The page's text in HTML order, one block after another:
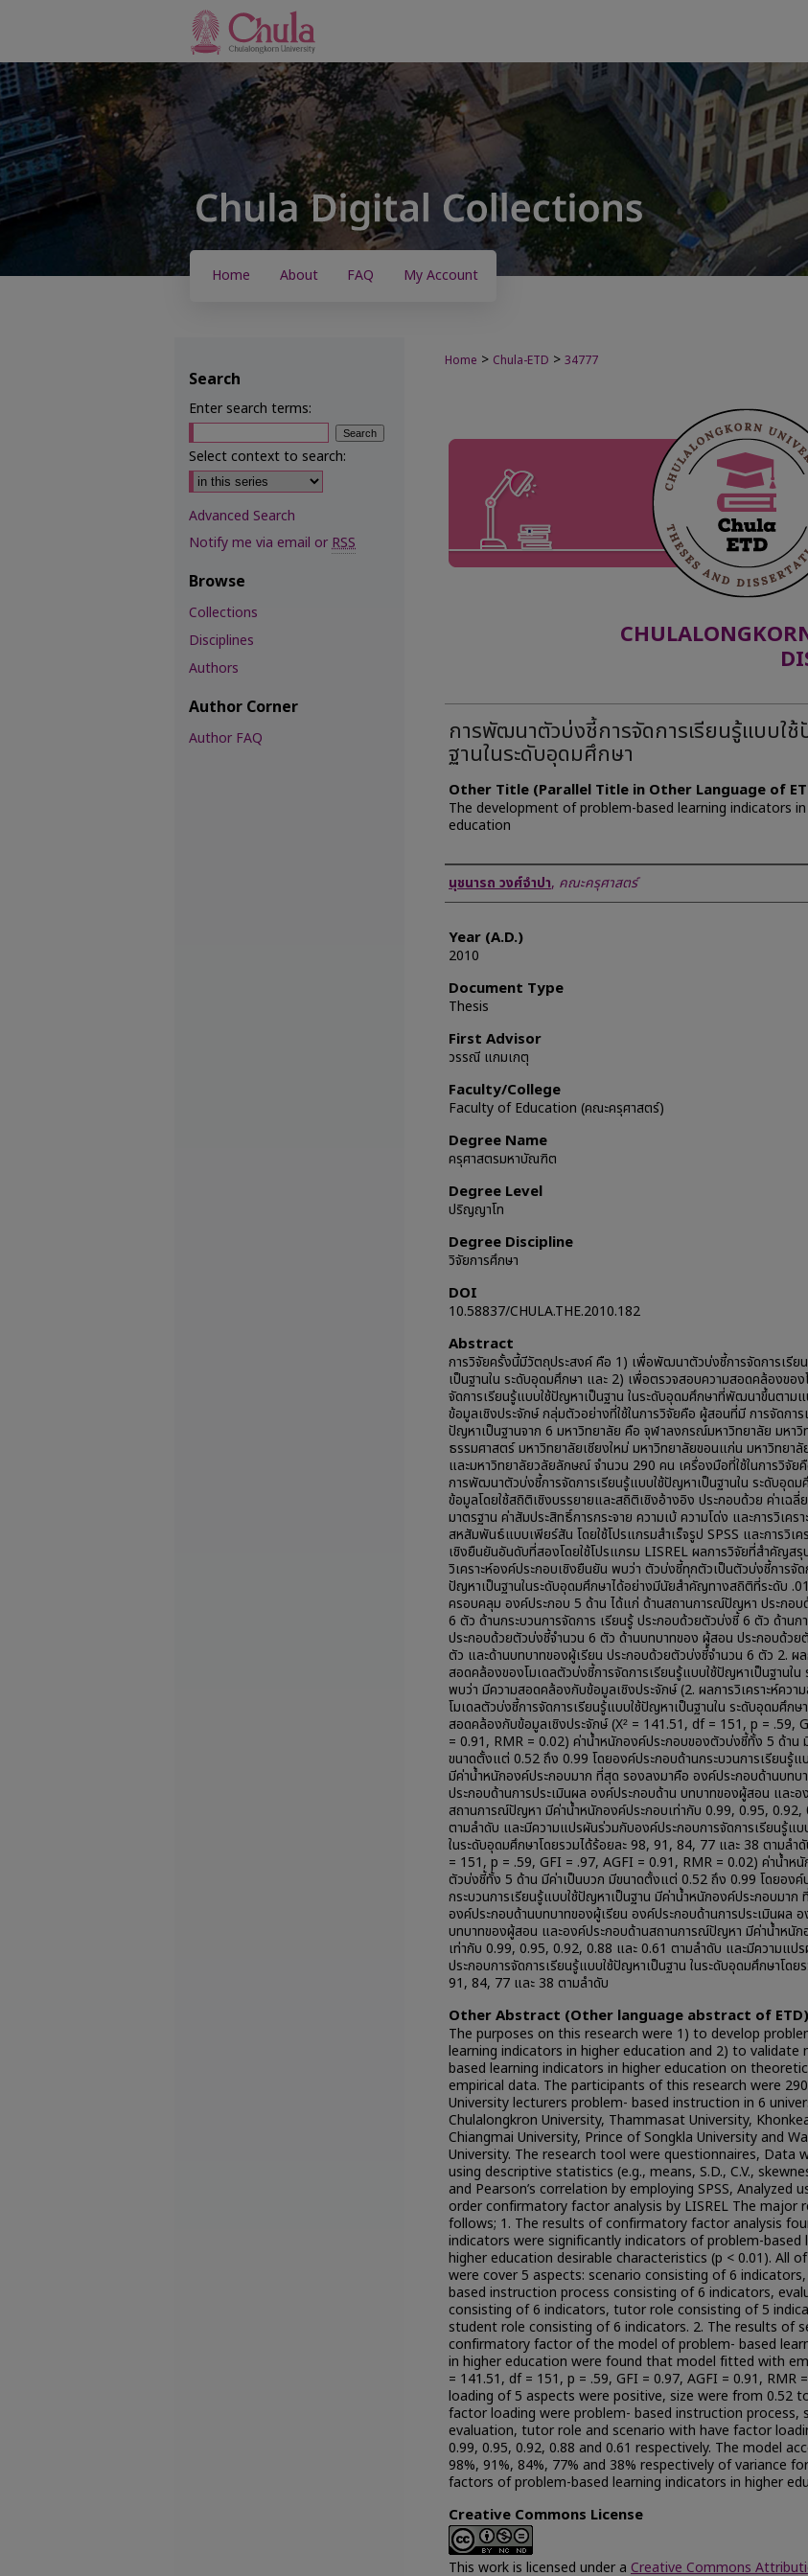
Home About FAQ My Account
Home > Chula-ETD > 34777
การพัฒนาตัวบ่งชี้การจัดการเรียนรู้แบบใ
ฐานในระดับอุดมศึกษา
Other Title (Parallel Title in Other Language of
The development of problem-based learning indicators
education
Author
นุชนารถ วงศ์จำปา, คณะครุศาสตร์
Year (A.D.)
2010
Document Type
Thesis
First Advisor
วรรณี แกมเกตุ
Faculty/College
Faculty of Education (คณะครุศาสตร์)
Degree Name
ครุศาสตรมหาบัณฑิต
Degree Level
ปริญญาโท
Degree Discipline
วิจัยการศึกษา
DOI
10.58837/CHULA.THE.2010.182
Abstract
การวิจัยครั้งนี้มีวัตถุประสงค์ คือ 1) เพื่อพัฒนาตัวบ่งชี้การจัดการเรีย
เป็นฐานใน ระดับอุดมศึกษา และ 2) เพื่อตรวจสอบความสอดคล้องของ
จัดการเรียนรู้แบบใช้ปัญหาเป็นฐาน ในระดับอุดมศึกษาที่พัฒนาขึ้นตาม
ข้อมูลเชิงประจักษ์ กลุ่มตัวอย่างที่ใช้ในการวิจัยคือ ผู้สอนที่มี การจัดการ
ปัญหาเป็นฐานจาก 6 มหาวิทยาลัย คือ จุฬาลงกรณ์มหาวิทยาลัย มหาวิ
ธรรมศาสตร์ มหาวิทยาลัยเชียงใหม่ มหาวิทยาลัยขอนแก่น มหาวิทยา
และมหาวิทยาลัยวลัยลักษณ์ จำนวน 290 คน เครื่องมือที่ใช้ในการวิจัย
การพัฒนาตัวบ่งชี้การจัดการเรียนรู้แบบใช้ปัญหาเป็นฐานใน ระดับอุดม
ข้อมูลโดยใช้สถิติเชิงบรรยายและสถิติเชิงอ้างอิง ประกอบด้วย ค่าเฉลี่
มาตรฐาน ค่าสัมประสิทธิ์การกระจาย ความเบ้ ความโด่ง และการวิเคร
สหสัมพันธ์แบบเพียร์สัน โดยใช้โปรแกรมสำเร็จรูป SPSS และการวิเค
เชิงยืนยันอันดับที่สองโดยใช้โปรแกรม LISREL ผลการวิจัยที่สำคัญสรุ
วิเคราะห์องค์ประกอบเชิงยืนยัน พบว่า ตัวบ่งชี้ทุกตัวเป็นตัวบ่งชี้การจัด
ปัญหาเป็นฐานในระดับอุดมศึกษาได้อย่างมีนัยสำคัญทางสถิติที่ระดับ
ครอบคลุม องค์ประกอบ 5 ด้าน ได้แก่ ด้านสถานการณ์ปัญหา ประกอบ
6 ตัว ด้านกระบวนการจัดการ เรียนรู้ ประกอบด้วยตัวบ่งชี้ 6 ตัว ด้านก
ประกอบด้วยตัวบ่งชี้จำนวน 6 ตัว ด้านบทบาทของ ผู้สอน ประกอบด้วย
ตัว และด้านบทบาทของผู้เรียน ประกอบด้วยตัวบ่งชี้จำนวน 6 ตัว 2. ผล
สอดคล้องของโมเดลตัวบ่งชี้การจัดการเรียนรู้แบบใช้ปัญหาเป็นฐานใน
พบว่า มีความสอดคล้องกับข้อมูลเชิงประจักษ์ (2. ผลการวิเคราะห์ควา
โมเดลตัวบ่งชี้การจัดการเรียนรู้แบบใช้ปัญหาเป็นฐานใน ระดับอุดมศึกษ
สอดคล้องกับข้อมูลเชิงประจักษ์ (X² = 141.51, df = 151, p = .59,
= 0.91, RMR = 0.02) ค่าน้ำหนักองค์ประกอบของตัวบ่งชี้ทั้ง 5 ด้าน
ขนาดตั้งแต่ 0.52 ถึง 0.99 โดยองค์ประกอบด้านกระบวนการเรียนรู้แ
มีค่าน้ำหนักองค์ประกอบมาก ที่สุด รองลงมาคือ องค์ประกอบด้านบทบ
ประกอบด้านการประเมินผล องค์ประกอบด้าน บทบาทของผู้สอน และอ
สถานการณ์ปัญหา มีค่าน้ำหนักองค์ประกอบเท่ากับ 0.99, 0.95, 0.92,
ตามลำดับ และมีความแปรผันร่วมกับองค์ประกอบการจัดการเรียนรู้แบ
ในระดับอุดมศึกษาโดยรวมได้ร้อยละ 98, 91, 84, 77 และ 38 ตามล
= 151, p = .59, GFI = .97, AGFI = 0.91, RMR = 0.02) ค่าน้ำห
ตัวบ่งชี้ทั้ง 5 ด้าน มีค่าเป็นบวก มีขนาดตั้งแต่ 0.52 ถึง 0.99 โดยองค์
กระบวนการเรียนรู้แบบใช้ปัญหาเป็นฐาน มีค่าน้ำหนักองค์ประกอบมาก
องค์ประกอบด้านบทบาทของผู้เรียน องค์ประกอบด้านการประเมินผล
บทบาทของผู้สอน และองค์ประกอบด้านสถานการณ์ปัญหา มีค่าน้ำหนัก
เท่ากับ 0.99, 0.95, 0.92, 0.88 และ 0.61 ตามลำดับ และมีความแป
ประกอบการจัดการเรียนรู้แบบใช้ปัญหาเป็นฐาน ในระดับอุดมศึกษาโดย
91, 84, 77 และ 38 ตามลำดับ
Other Abstract (Other language abstract of ETD)
The purposes on this research were 1) to develop
learning indicators in higher education and 2) to validate
based learning indicators in higher education on
empirical data. The participants of this research were
University lecturers problem- based instruction in 6
Chulalongkron University, Thammasat University,
Chiangmai University, Prince of Songkla University and
University. The research tool were questionnaires, Data
using descriptive statistics (e.g., means, S.D., C.V.,
and Pearson’s correlation by employing SPSS, Analyzed
order confirmatory factor analysis by LISREL The major
follows; 1. The results of confirmatory factor analysis
indicators were significantly indicators of problem-based
higher education desirable characteristics (p < 0.01). All
were cover 5 aspects: scenario consisting of 6
based instruction process consisting of 6 indicators,
consisting of 6 indicators, tutor role consisting of 5
student role consisting of 6 indicators. 2. The results of
confirmatory factor of the model of problem- based
in higher education were found that model fitted with
= 141.51, df = 151, p = .59, GFI = 0.97, AGFI = 0.91, RMR
loading of 5 aspects were positive, size were from 0.52
factor loading were problem- based instruction process,
evaluation, tutor role and scenario with have factor
0.99, 0.95, 0.92, 0.88 and 0.61 respectively. The model
98%, 91%, 84%, 77% and 38% respectively of variance
factors of problem-based learning indicators in higher
Creative Commons License
This work is licensed under a Creative Commons
Search
Enter search terms:
Select context to search:
Advanced Search
Notify me via email orRSS
Browse
Collections
Disciplines
Authors
Author Corner
Author FAQ